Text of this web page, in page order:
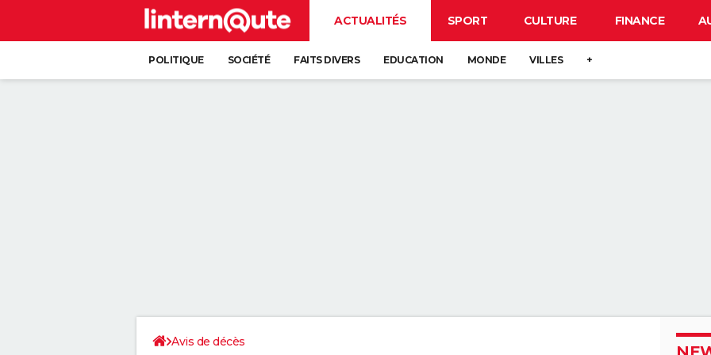
ACTUALITÉS SPORT CULTURE FINANCE
POLITIQUE SOCIÉTÉ FAITS DIVERS EDUCATION MONDE VILLES +
Avis de décès